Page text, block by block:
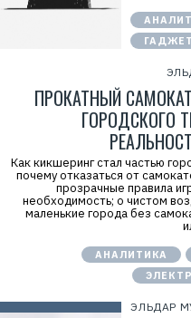
ПРОКАТНЫЙ
ГОРОДСКОГО
Как кикшеринг стал частью
почему отказаться от
прозрачные правила
необходимость; о чистом
маленькие города без
АНАЛИТИКА
ЭЛЬДАР